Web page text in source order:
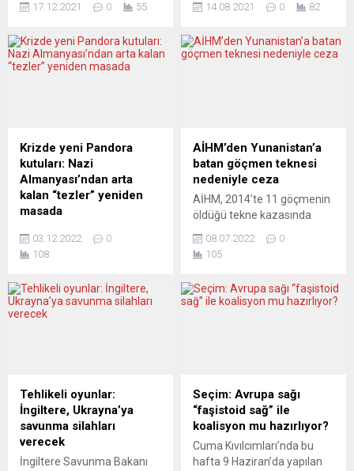
Shropshire’da yapılan ara
sonucun yasak Noel partileri
iddiaları ve parti içi
bekleniyor. İngiltere’de
Muhafazakârlar, 190 yıldır
kendilerinde olan Kuzey
Shropshire’daki seçimi
kaybederek son yıllardaki en
aldı....
17.12.2021 0 55
izlediği “kimlikçilik modasını”
toplumsal sorunu ihmal
eden yönetimin bu tür
bandına takılıp kalan Sol
Parti’yi seçim sonrasında
yeni hesaplaşmalar bekliyor.
Federal Almanya’da Sol
Parti içindeki iktidar
mücadelesinin, parlamento
seçimlerine...
14.08.2021 0 82
Krizde yeni Pandora
kutuları: Nazi
Almanyası’ndan arta
kalan “tezler” yeniden
masada
yönlendirdiği Batı
dünyasında Rusya ile ilgili
belirginleşiyor. Bu
gelişmelerin, “Batı blokunda”
saklanamadığı bir sahne
oldu, ancak henüz bir kopuş
belirtisi yok. Federal
Almanya’da parlamento,
Ukrayna’da 90 yıl önceki...
03.12.2022
0
108
AİHM’den Yunanistan’a
batan göçmen teknesi
nedeniyle ceza
AİHM, 2014’te 11 göçmenin
öldüğü tekne kazasında
yapmadığı gerekçesiyle
Yunanistan’ı, kurban
tazminat ödemeye
mahkûm etti. Avrupa İnsan
olaya yeterince müdahale
etmediği gerekçesiyle
tazminata mahkûm etti.
Kararda Yunanistan’ı
kınayan Strasbourg’daki
mahkeme, Yunan
08.07.2022
0
105
Tehlikeli oyunlar:
İngiltere, Ukrayna’ya
savunma silahları
verecek
İngiltere Savunma Bakanı
Seçim: Avrupa sağı
“faşistoid sağ” ile
koalisyon mu hazırlıyor?
Cuma Kıvılcımları’nda bu
hafta 9 Haziran’da yapılan